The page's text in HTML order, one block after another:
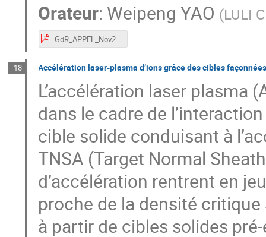
Orateur: Weipeng YAO (LULI
GdR_APPEL_Nov2023_WeipengYAO.pdf
18 Accélération laser-plasma d’ions grâce des cibles
L’accélération laser plasma
dans le cadre de
cible solide conduisant à
TNSA (Target Normal
d’accélération rentrent en
proche de la densité
à partir de cibles solides